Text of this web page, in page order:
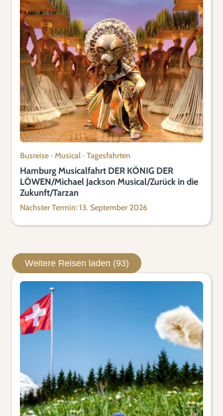
Busreise · Musical · Tagesfahrten
Hamburg Musicalfahrt DER KÖNIG DER
LÖWEN/Michael Jackson Musical/Zurück in die
Zukunft/Tarzan
Nächster Termin: 13. September 2026
Weitere Reisen laden (93)